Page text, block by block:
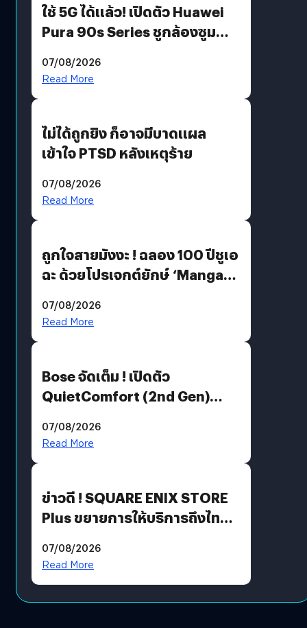
ใช้ 5G ได้แล้ว! เปิดตัว Huawei
Pura 90s Series ชูกล้องซูม
07/08/2026
Read More
ไม่ได้ถูกยิง ก็อาจมีบาดแผล
เข้าใจ PTSD หลังเหตุร้าย
07/08/2026
Read More
ถูกใจสายมังงะ ! ฉลอง 100 ปีชูเอ
ฉะ ด้วยโปรเจกต์ยักษ์ ‘Manga
มีภาษาไทยด้วย
07/08/2026
Read More
Bose จัดเต็ม ! เปิดตัว
QuietComfort (2nd Gen)
07/08/2026
Read More
ข่าวดี ! SQUARE ENIX STORE
Plus ขยายการให้บริการถึงไทย
โดยตรง
07/08/2026
Read More